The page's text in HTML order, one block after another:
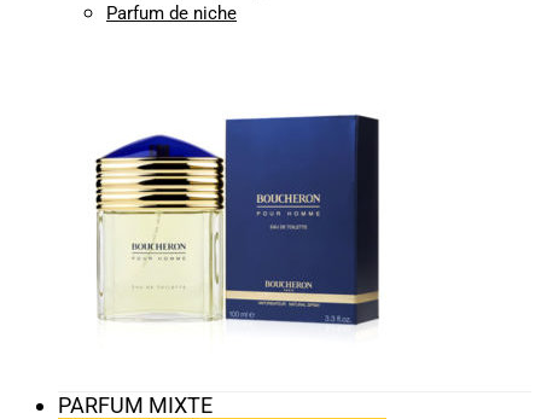
Parfum de niche
PARFUM MIXTE